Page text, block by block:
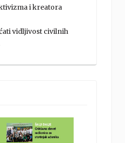
i kreatora
vidljivost civilnih